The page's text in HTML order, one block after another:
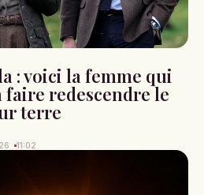
: voici la femme qui
faire redescendre le
terre
11:02